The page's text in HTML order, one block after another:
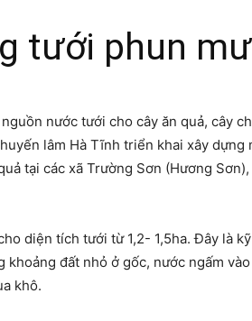
tưới phun
nước tưới cho cây ăn quả, cây
lâm Hà Tĩnh triển khai xây
tại các xã Trường Sơn (Hương
diện tích tưới từ 1,2- 1,5ha. Đây là
đất nhỏ ở gốc, nước ngấm
khô.